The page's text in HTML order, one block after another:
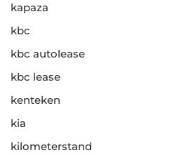
kapaza
kbc
kbc autolease
kbc lease
kenteken
kia
kilometerstand